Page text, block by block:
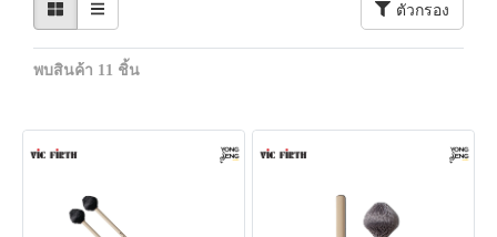
ตัวกรอง
พบสินค้า 11 ชิ้น